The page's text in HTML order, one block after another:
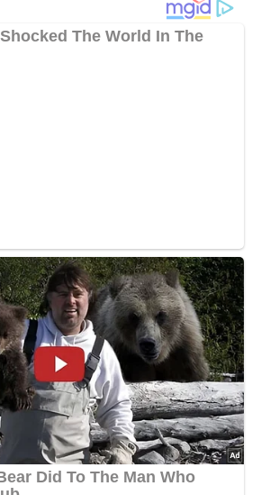
Lencse Zoltán [CC BY-SA 3.0]